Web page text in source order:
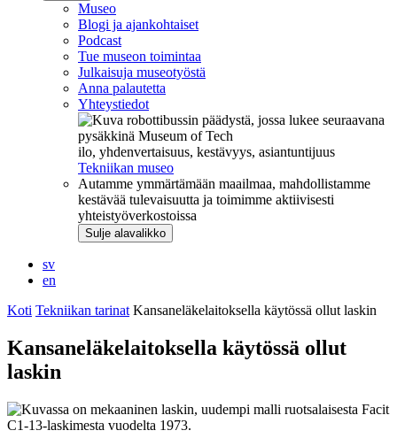
Museo
Blogi ja ajankohtaiset
Podcast
Tue museon toimintaa
Julkaisuja museotyöstä
Anna palautetta
Yhteystiedot
ilo, yhdenvertaisuus, kestävyys, asiantuntijuus
Tekniikan museo
Autamme ymmärtämään maailmaa, mahdollistamme
kestävää tulevaisuutta ja toimimme aktiivisesti
yhteistyöverkostoissa
Sulje alavalikko
sv
en
Koti Tekniikan tarinat Kansaneläkelaitoksella käytössä ollut laskin
Kansaneläkelaitoksella käytössä ollut
laskin